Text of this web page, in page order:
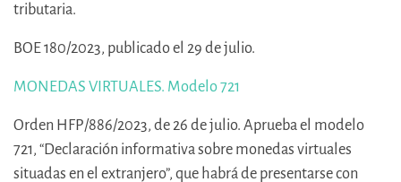
tributaria.
BOE 180/2023, publicado el 29 de julio.
MONEDAS VIRTUALES. Modelo 721
Orden HFP/886/2023, de 26 de julio. Aprueba el modelo
721, “Declaración informativa sobre monedas virtuales
situadas en el extranjero”, que habrá de presentarse con